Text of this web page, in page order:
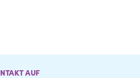
AUF